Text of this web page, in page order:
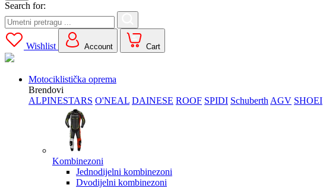
Search for:
Wishlist Account Cart
Motociklistička oprema
Brendovi
ALPINESTARS O'NEAL DAINESE ROOF SPIDI Schuberth AGV SHOEI
Kombinezoni
Jednodijelni kombinezoni
Dvodijelni kombinezoni